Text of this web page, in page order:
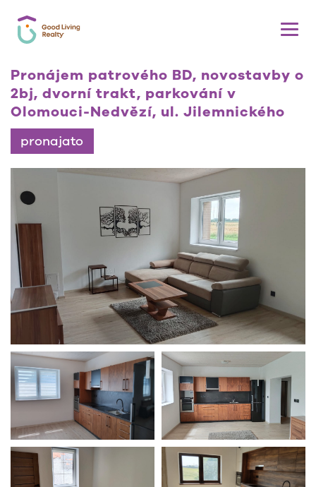
Pronájem patrového BD, novostavby o
2bj, dvorní trakt, parkování v
Olomouci-Nedvězí, ul. Jilemnického
pronajato